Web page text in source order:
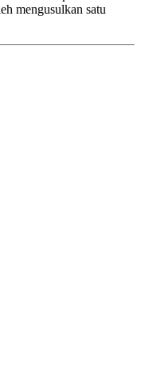
mengusulkan satu